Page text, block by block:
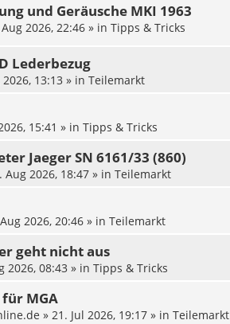
und Geräusche MKI 1963
2026, 22:46 » in Tipps & Tricks
Lederbezug
13:13 » in Teilemarkt
15:41 » in Tipps & Tricks
Jaeger SN 6161/33 (860)
Aug 2026, 18:47 » in Teilemarkt
2026, 20:46 » in Teilemarkt
geht nicht aus
2026, 08:43 » in Tipps & Tricks
MGA
» 21. Jul 2026, 19:17 » in Teilemarkt